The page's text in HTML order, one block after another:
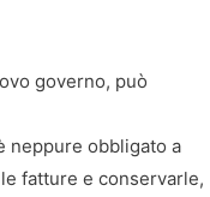
governo, può
neppure obbligato a
fatture e conservarle,